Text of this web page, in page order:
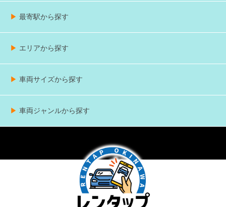
那覇空港
新石垣空港
宮古空港
下地島空港
久米島空港
▶ 最寄駅から探す
那覇空港
赤嶺
小禄
奥武山公園
壺川
旭橋
県庁前
美栄橋
牧志
安里
おもろまち
古島
市立病院前
儀保
首里
石嶺
経塚
浦添前田
てだこ浦西
▶ エリアから探す
那覇エリア
北部エリア
中部エリア
宮古島エリア
石垣島エリア
久米島
その他の離島
▶ 車両サイズから探す
指定なし
軽自動車
普通車(中型・大型含む)
バイク
▶ 車両ジャンルから探す